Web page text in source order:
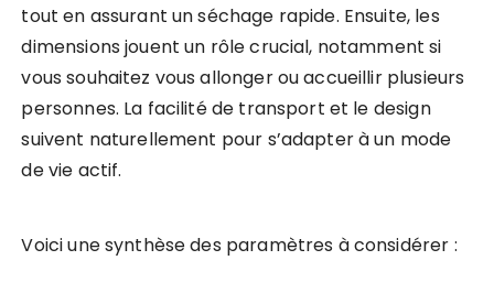
tout en assurant un séchage rapide. Ensuite, les
dimensions jouent un rôle crucial, notamment si
vous souhaitez vous allonger ou accueillir plusieurs
personnes. La facilité de transport et le design
suivent naturellement pour s’adapter à un mode
de vie actif.
Voici une synthèse des paramètres à considérer :